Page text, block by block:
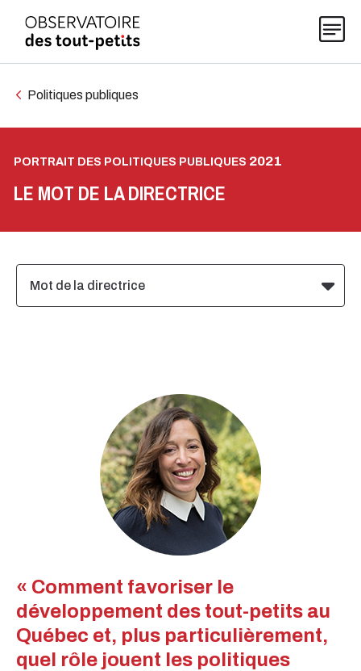
Thématiques
Actualités
Politiques publiques
PORTRAIT DES POLITIQUES PUBLIQUES 2021
LE MOT DE LA DIRECTRICE
« Comment favoriser le
développement des tout-petits au
Québec et, plus particulièrement,
quel rôle jouent les politiques
Mot de la directrice